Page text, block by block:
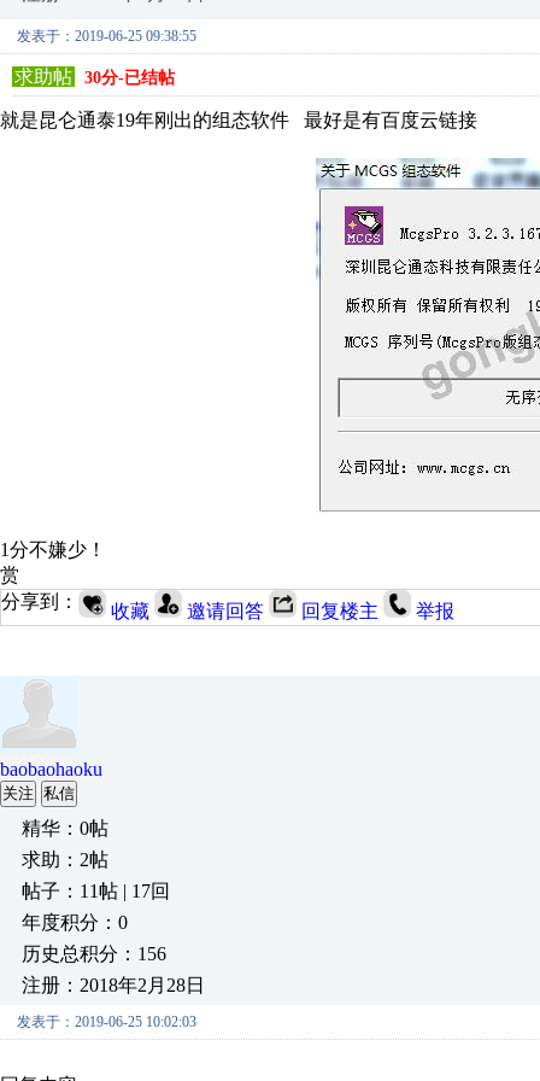
发表于：2019-06-25 09:38:55
求助帖 30分-已结帖
就是昆仑通泰19年刚出的组态软件 最好是有百度云链接
1分不嫌少！
赏
分享到：
收藏 邀请回答 回复楼主 举报
baobaohaoku
关注 私信
精华：0帖
求助：2帖
帖子：11帖 | 17回
年度积分：0
历史总积分：156
注册：2018年2月28日
发表于：2019-06-25 10:02:03